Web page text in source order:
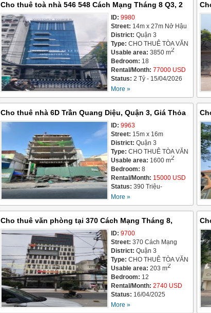
Cho thuê toà nhà 546 548 Cách Mạng Tháng 8 Q3, 2
tỷ đồng/tháng
ID: 9980
Street: 14m x 27m Nở Hậu
District: Quận 3
Type: CHO THUÊ TÒA VĂN
PHÒNG / OFFICE
BUILDING FOR LEASE
Usable area: 3850 m2
Bedroom: 18
Rental/Month: 77000 USD
Status: 2 Tỷ - 15/04/2026
More »
Cho thuê nhà 6D Trần Quang Diệu, Quận 3, Giá Thỏa
ID: 9963
Street: 15m x 16m
District: Quận 3
Type: CHO THUÊ TÒA VĂN
PHÒNG / OFFICE
BUILDING FOR LEASE
Usable area: 1600 m2
Bedroom: 8
Rental/Month: 15000 USD
Status: 390 Triệu-
24/03/2026
More »
Cho thuê văn phòng tại 370 Cách Mạng Tháng 8,
Phường 8, Quận 3, diện tích 203,36m2, giá cho thuê
70 triệu/ tháng ( 2430 USD/month)
ID: 9700
Street: 370 Cách Mạng
Tháng 8, Phường 8
District: Quận 3
Type: CHO THUÊ TÒA VĂN
PHÒNG / OFFICE
BUILDING FOR LEASE
Usable area: 203 m2
Bedroom: 12
Rental/Month: 2740 USD
Status: 16/04/2025
More »
3,